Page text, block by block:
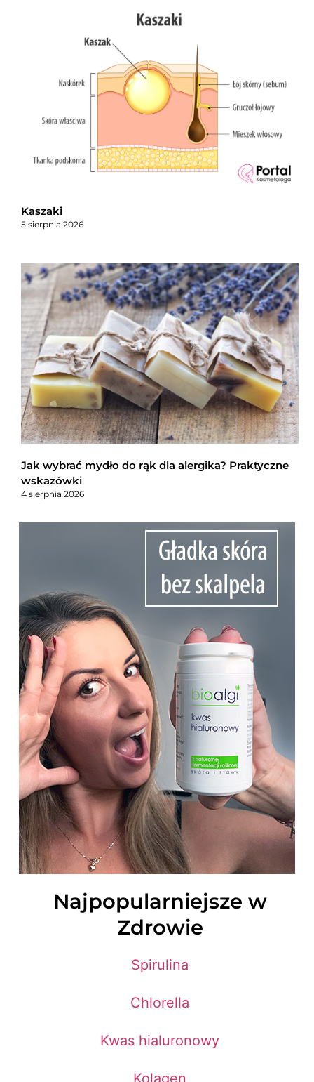
Kaszaki
5 sierpnia 2026
Jak wybrać mydło do rąk dla alergika? Praktyczne
wskazówki
4 sierpnia 2026
Najpopularniejsze w
Zdrowie
Spirulina
Chlorella
Kwas hialuronowy
Kolagen